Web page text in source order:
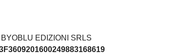
BYOBLU EDIZIONI SRLS